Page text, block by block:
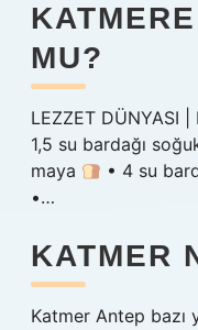
MU?
LEZZET DÜNYASI
1,5 su bardağı
maya
• 4 su
•…
KATMER
Katmer Antep bazı